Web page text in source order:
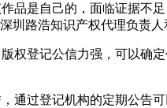
品是自己的，面临证据不
圳路浩知识产权代理负责人
权登记公信力强，可以确
通过登记机构的定期公告可